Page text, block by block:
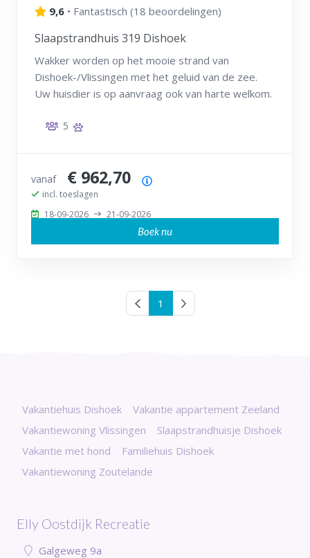
9,6 • Fantastisch (18 beoordelingen)
Slaapstrandhuis 319 Dishoek
Wakker worden op het mooie strand van
Dishoek-/Vlissingen met het geluid van de zee.
Uw huisdier is op aanvraag ook van harte welkom.
5
vanaf € 962,70
incl. toeslagen
18-09-2026
21-09-2026
Boek nu
Vorige pagina
1 Volgende pagina
Vakantiehuis Dishoek
Vakantie appartement Zeeland
Vakantiewoning Vlissingen
Slaapstrandhuisje Dishoek
Vakantie met hond
Familiehuis Dishoek
Vakantiewoning Zoutelande
Elly Oostdijk Recreatie
Galgeweg 9a